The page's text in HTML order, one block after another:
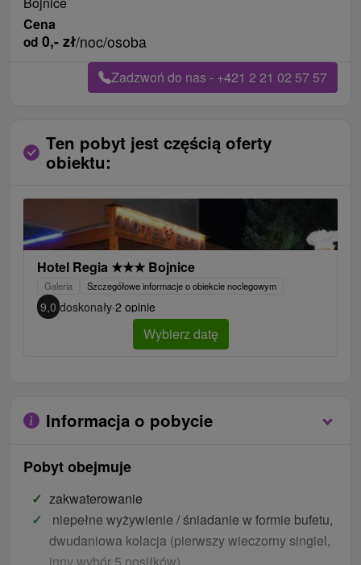
Cena
od 0,- zł/noc/osoba
Zadzwoń do nas - +421 2 21 02 57 57
Ten pobyt jest częścią oferty
obiektu:
Hotel Regia ★★★ Bojnice
Galeria Szczegółowe informacje o obiekcie noclegowym
9,0 doskonały·2 opinie
Wybierz datę
Informacja o pobycie
Pobyt obejmuje
zakwaterowanie
niepełne wyżywienie / śniadanie w formie bufetu,
dwudaniowa kolacja (pierwszy wieczorny singiel,